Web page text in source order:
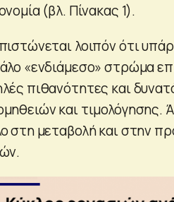
(βλ. Πίνακας 1).
λοιπόν ότι
«ενδιάμεσο» στρώμα
πιθανότητες και
και τιμολόγησης.
στη μεταβολή και στην